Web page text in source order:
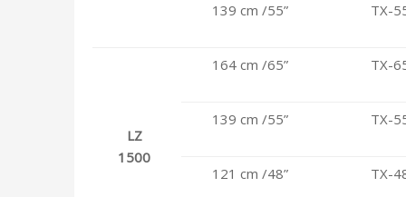
139 cm /55” TX-
LZ
1500
164 cm /65” TX-
139 cm /55” TX-
121 cm /48” TX-